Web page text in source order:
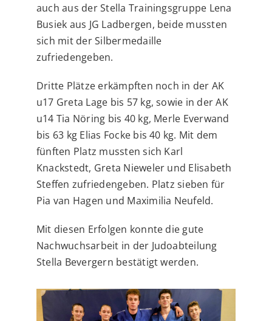
auch aus der Stella Trainingsgruppe Lena
Busiek aus JG Ladbergen, beide mussten
sich mit der Silbermedaille
zufriedengeben.
Dritte Plätze erkämpften noch in der AK
u17 Greta Lage bis 57 kg, sowie in der AK
u14 Tia Nöring bis 40 kg, Merle Everwand
bis 63 kg Elias Focke bis 40 kg. Mit dem
fünften Platz mussten sich Karl
Knackstedt, Greta Nieweler und Elisabeth
Steffen zufriedengeben. Platz sieben für
Pia van Hagen und Maximilia Neufeld.
Mit diesen Erfolgen konnte die gute
Nachwuchsarbeit in der Judoabteilung
Stella Bevergern bestätigt werden.